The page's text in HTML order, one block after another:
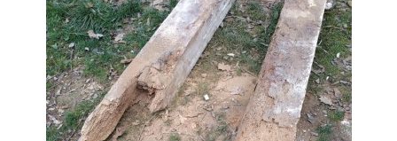
© 2026 eStránky.cz |RSS